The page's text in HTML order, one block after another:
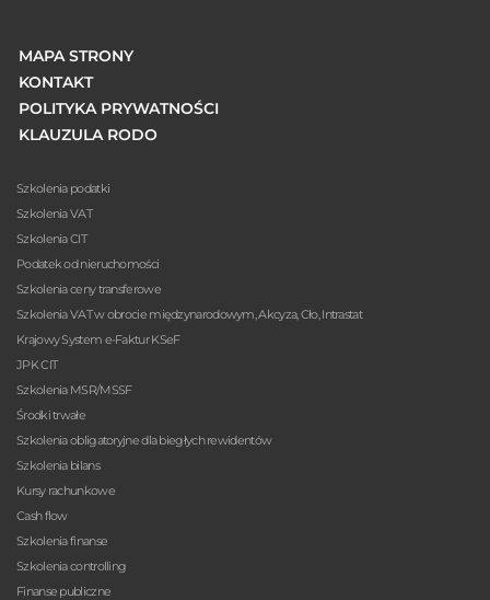
MAPA STRONY
KONTAKT
POLITYKA PRYWATNOŚCI
KLAUZULA RODO
Szkolenia podatki
Szkolenia VAT
Szkolenia CIT
Podatek od nieruchomości
Szkolenia ceny transferowe
Szkolenia VAT w obrocie międzynarodowym, Akcyza, Cło, Intrastat
Krajowy System e-Faktur KSeF
JPK CIT
Szkolenia MSR/MSSF
Środki trwałe
Szkolenia obligatoryjne dla biegłych rewidentów
Szkolenia bilans
Kursy rachunkowe
Cash flow
Szkolenia finanse
Szkolenia controlling
Finanse publiczne